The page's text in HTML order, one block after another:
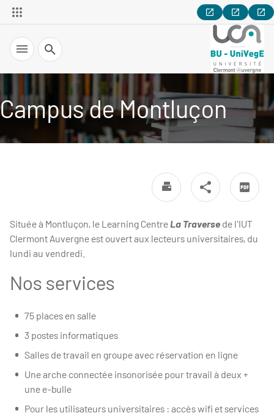
Recherche
Campus de Montluçon
Située à Montluçon, le Learning Centre La Traverse de l'IUT
Clermont Auvergne est ouvert aux lecteurs universitaires, du
lundi au vendredi.
Nos services
75 places en salle
3 postes informatiques
Salles de travail en groupe avec réservation en ligne
Une arche connectée insonorisée pour travail à deux +
une e-bulle
Pour les utilisateurs universitaires : accès wifi et services